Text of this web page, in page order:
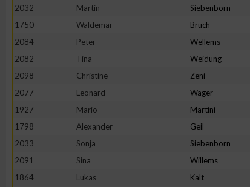
2032 Martin Siebenborn
1750
Waldemar Bruch
2084
Peter Wellems
2082
Tina Weidung
2098
Christine Zeni
2077
Leonard Wäger
1927
Mario Martini
1798
Alexander Geil
2033
Sonja Siebenborn
2091
Sina Willems
1864
Lukas Kalt